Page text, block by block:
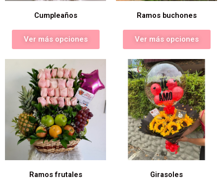
Cumpleaños
Ver más opciones
Ramos buchones
Ver más opciones
Ramos frutales Girasoles